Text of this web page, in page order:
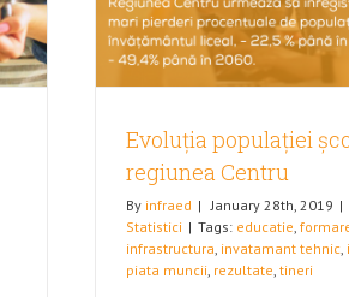
Evoluția populației
regiunea Centru
By infraed | January 28th, 2019 |
Statistici | Tags: educatie,
infrastructura, invatamant tehnic,
piata muncii, rezultate, tineri